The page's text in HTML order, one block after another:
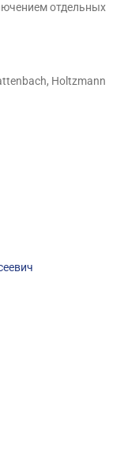
отдельных
Holtzmann